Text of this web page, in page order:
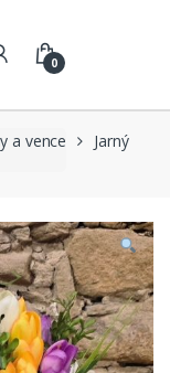
0
a vence Jarný